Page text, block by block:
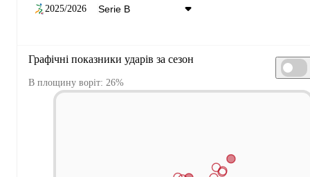
2025/2026
Графічні показники ударів за сезон
В площину воріт: 26%